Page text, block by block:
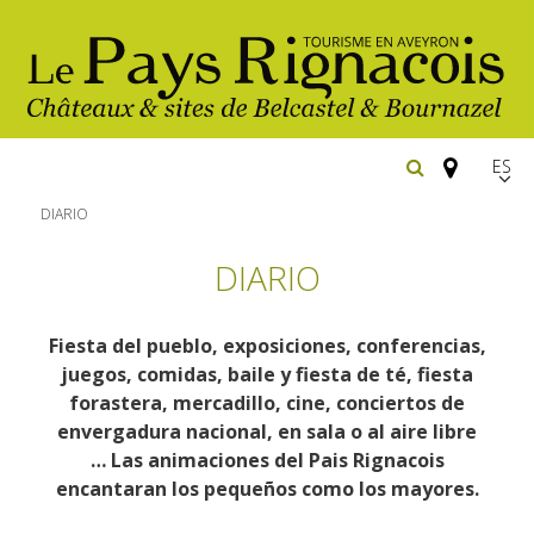
imprescindibles
Belcastel: pueblo y castillo
Bournazel: pueblo y castillo
Los parajes
naturales
Senderismo
Cicloturismo
Equitación
Hoteles y centros
de vacaciones
Restaurantes
DIARIO
DIARIO
Fiesta del pueblo, exposiciones, conferencias,
juegos, comidas, baile y fiesta de té, fiesta
forastera, mercadillo, cine, conciertos de
envergadura nacional, en sala o al aire libre
… Las animaciones del Pais Rignacois
encantaran los pequeños como los mayores.